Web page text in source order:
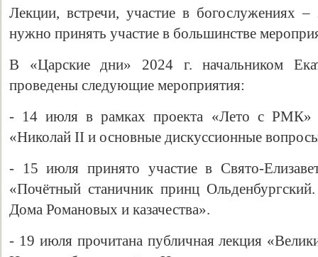
Лекции, встречи, участие в богослужениях
нужно принять участие в большинстве
В «Царские дни» 2024 г. начальником
проведены следующие мероприятия:
- 14 июля в рамках проекта «Лето с РМК»
«Николай II и основные дискуссионные
- 15 июля принято участие в Свято-
«Почётный станичник принц
Дома Романовых и казачества».
- 19 июля прочитана публичная лекция